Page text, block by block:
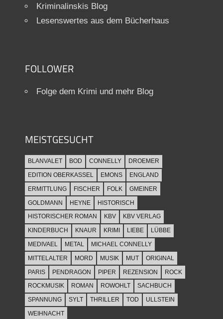
Kriminalinskis Blog
Lesenswertes aus dem Bücherhaus
FOLLOWER
Folge dem Krimi und mehr Blog
MEISTGESUCHT
BLANVALET BOD CONNELLY
DROEMER
EDITION OBERKASSEL
EMONS
ENGLAND
ERMITTLUNG
FISCHER FOLK
GMEINER
GOLDMANN
HEYNE
HISTORISCH
HISTORISCHER ROMAN
KBV
KBV VERLAG
KINDERBUCH
KNAUR KRIMI LIEBE
LÜBBE
MEDIVAEL
METAL
MICHAEL CONNELLY
MITTELALTER
MORD MUSIK MUT
ORIGINAL
PARIS
PENDRAGON PIPER REZENSION
ROCK
ROCKMUSIK
ROMAN ROWOHLT
SACHBUCH
SPANNUNG
SYLT THRILLER TOD
ULLSTEIN
WEIHNACHT